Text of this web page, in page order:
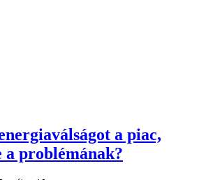
a piac,
a problémának?